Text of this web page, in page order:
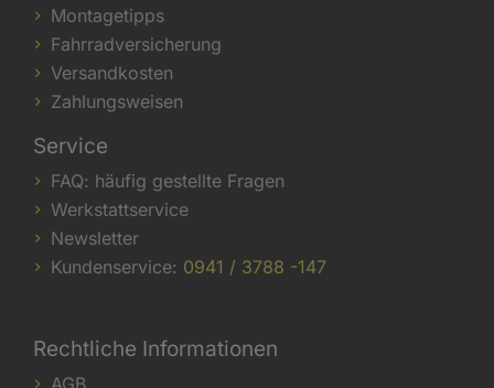
Montagetipps
Fahrradversicherung
Versandkosten
Zahlungsweisen
Service
FAQ: häufig gestellte Fragen
Werkstattservice
Newsletter
Kundenservice: 0941 / 3788 -147
Rechtliche Informationen
AGB